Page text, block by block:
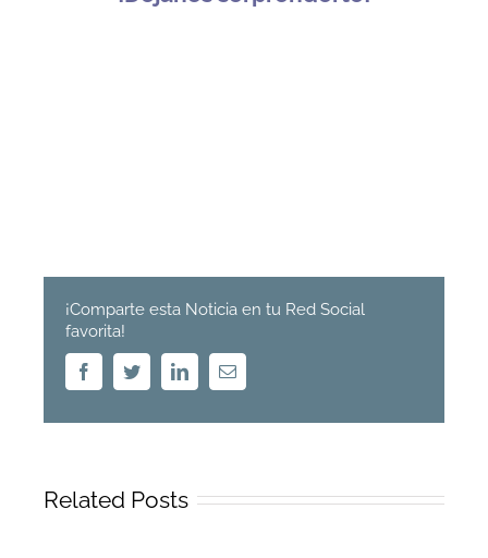
¡Comparte esta Noticia en tu Red Social
favorita!
FacebookTwitterLinkedinEmail
Related Posts